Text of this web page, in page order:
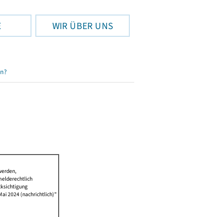
WIR ÜBER UNS
2024 (nachrichtlich)"